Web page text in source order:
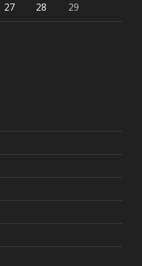
27 28
29